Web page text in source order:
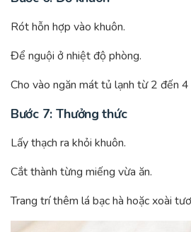
Rót hỗn hợp vào khuôn.
Để nguội ở nhiệt độ phòng.
Cho vào ngăn mát tủ lạnh từ 2 đến 4
Bước 7: Thưởng thức
Lấy thạch ra khỏi khuôn.
Cắt thành từng miếng vừa ăn.
Trang trí thêm lá bạc hà hoặc xoài